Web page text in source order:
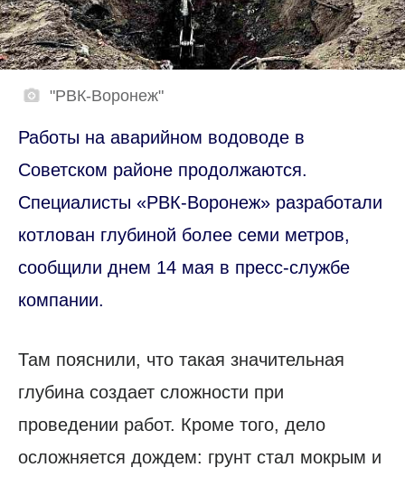
"РВК-Воронеж"
Работы на аварийном водоводе в
Советском районе продолжаются.
Специалисты «РВК-Воронеж» разработали
котлован глубиной более семи метров,
сообщили днем 14 мая в пресс-службе
компании.
Там пояснили, что такая значительная
глубина создает сложности при
проведении работ. Кроме того, дело
осложняется дождем: грунт стал мокрым и